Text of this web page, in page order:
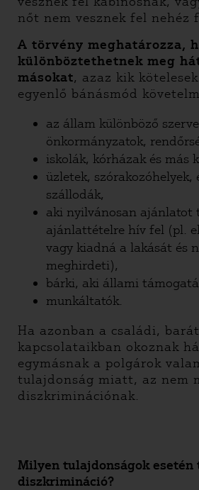
nőt nem vesznek fel nehéz
A törvény meghatározza,
különböztethetnek meg
másokat, azaz kik
egyenlő bánásmód
az állam különböző
önkormányzatok,
iskolák, kórházak és más
üzletek, szórakozóhelyek,
szállodák,
aki nyilvánosan ajánlatot
ajánlattételre hív fel (pl.
vagy kiadná a lakását és
meghirdeti),
bárki, aki állami
munkáltatók.
Ha azonban a családi,
kapcsolataikban okoznak
egymásnak a polgárok
tulajdonság miatt, az nem
diszkriminációnak.
Milyen tulajdonságok
diszkrimináció?